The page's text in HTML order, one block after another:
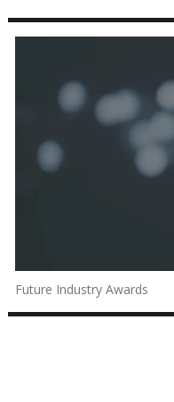
Future Industry Awards